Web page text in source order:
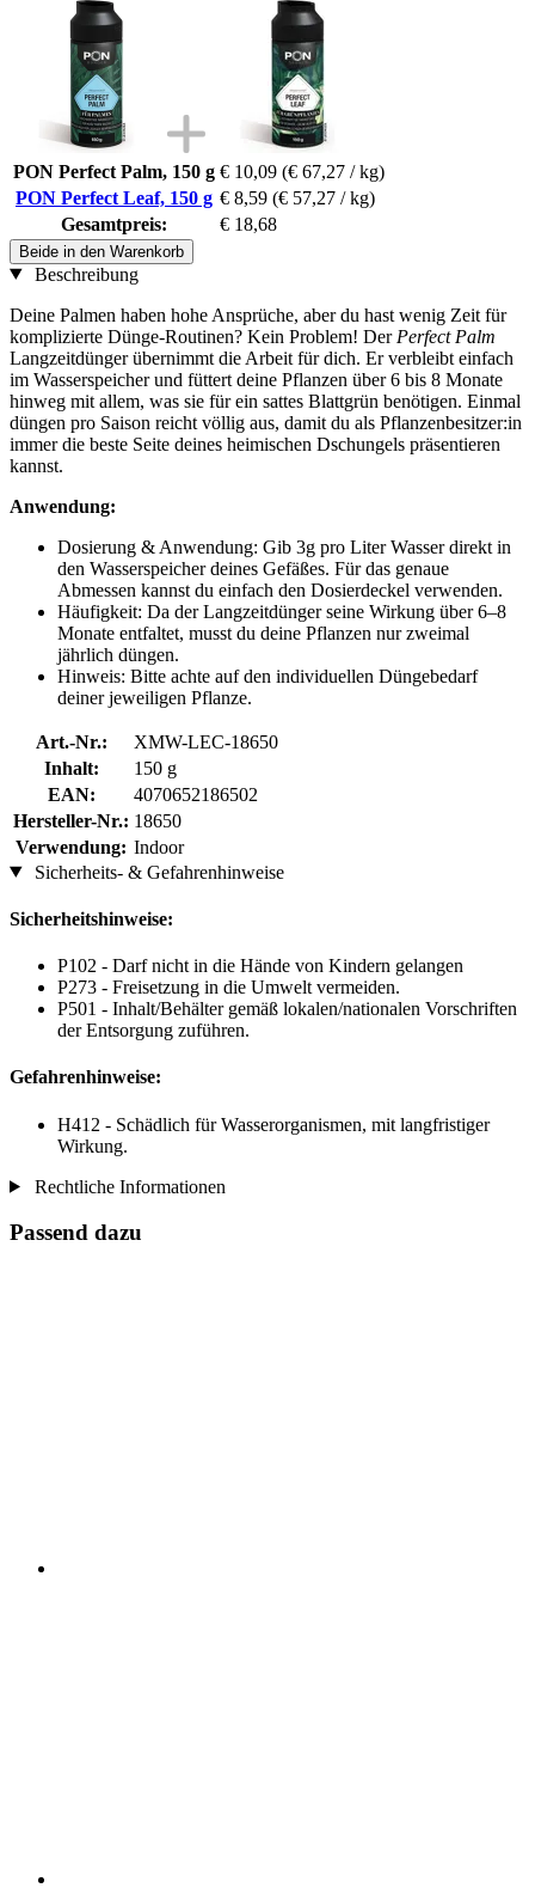
PON Perfect Palm, 150 g € 10,09 (€ 67,27 / kg)
PON Perfect Leaf, 150 g € 8,59 (€ 57,27 / kg)
Gesamtpreis:
€ 18,68
Beide in den Warenkorb
Beschreibung
Deine Palmen haben hohe Ansprüche, aber du hast wenig Zeit für
komplizierte Dünge-Routinen? Kein Problem! Der Perfect Palm
Langzeitdünger übernimmt die Arbeit für dich. Er verbleibt einfach
im Wasserspeicher und füttert deine Pflanzen über 6 bis 8 Monate
hinweg mit allem, was sie für ein sattes Blattgrün benötigen. Einmal
düngen pro Saison reicht völlig aus, damit du als Pflanzenbesitzer:in
immer die beste Seite deines heimischen Dschungels präsentieren
kannst.
Anwendung:
Dosierung & Anwendung: Gib 3g pro Liter Wasser direkt in
den Wasserspeicher deines Gefäßes. Für das genaue
Abmessen kannst du einfach den Dosierdeckel verwenden.
Häufigkeit: Da der Langzeitdünger seine Wirkung über 6–8
Monate entfaltet, musst du deine Pflanzen nur zweimal
jährlich düngen.
Hinweis: Bitte achte auf den individuellen Düngebedarf
deiner jeweiligen Pflanze.
Art.-Nr.:
XMW-LEC-18650
Inhalt:
150 g
EAN:
4070652186502
Hersteller-Nr.: 18650
Verwendung: Indoor
Sicherheits- & Gefahrenhinweise
Sicherheitshinweise:
P102 - Darf nicht in die Hände von Kindern gelangen
P273 - Freisetzung in die Umwelt vermeiden.
P501 - Inhalt/Behälter gemäß lokalen/nationalen Vorschriften
der Entsorgung zuführen.
Gefahrenhinweise:
H412 - Schädlich für Wasserorganismen, mit langfristiger
Wirkung.
Rechtliche Informationen
Passend dazu